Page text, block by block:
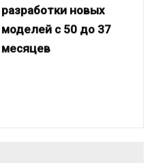
разработки новых
моделей с 50 до 37
месяцев